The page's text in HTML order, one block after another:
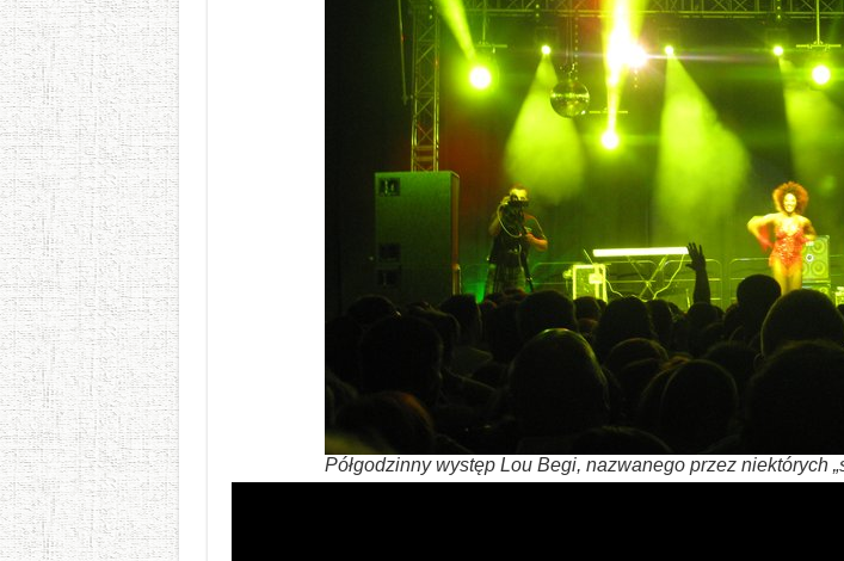
Półgodzinny występ Lou Begi, nazwanego przez niektórych